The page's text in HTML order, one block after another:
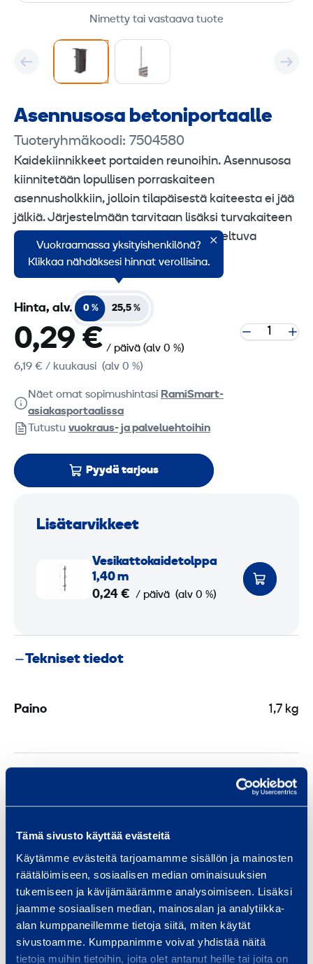
Tämä sivusto käyttää evästeitä
Käytämme evästeitä tarjoamamme sisällön ja mainosten
räätälöimiseen, sosiaalisen median ominaisuuksien
tukemiseen ja kävijämäärämme analysoimiseen. Lisäksi
jaamme sosiaalisen median, mainosalan ja analytiikka-
alan kumppaneillemme tietoja siitä, miten käytät
sivustoamme. Kumppanimme voivat yhdistää näitä
tietoja muihin tietoihin, joita olet antanut heille tai joita on
Nimetty tai vastaava tuote
Asennusosa betoni­portaalle
Tuoteryhmäkoodi: 7504580
Kaidekiinnikkeet portaiden reunoihin. Asennusosa
kiinnitetään lopullisen porraskaiteen
asennusholkkiin, jolloin tilapäisestä kaiteesta ei jää
jälkiä. Järjestelmään tarvitaan lisäksi turvakaiteen
pystyputki sekä porraskaiteeseen soveltuva
verkkoelementti.
Vuokraamassa yksityishenkilönä?
Klikkaa nähdäksesi hinnat verollisina.
Hinta, alv. 0 % 25,5 %
0,29 € / päivä (alv 0 %)
6,19 € / kuukausi (alv 0 %)
Näet omat sopimushintasi RamiSmart-
asiakasportaalissa
Tutustu vuokraus- ja palveluehtoihin
Pyydä tarjous
Lisätarvikkeet
t
e
t
o
l
p
Vesi­katto­kaide­tolppa
1,40 m
0,24 € / päivä (alv 0 %)
Tekniset tiedot
Paino 1,7 kg
Samankaltaisia tuotteita
A
l
a
r